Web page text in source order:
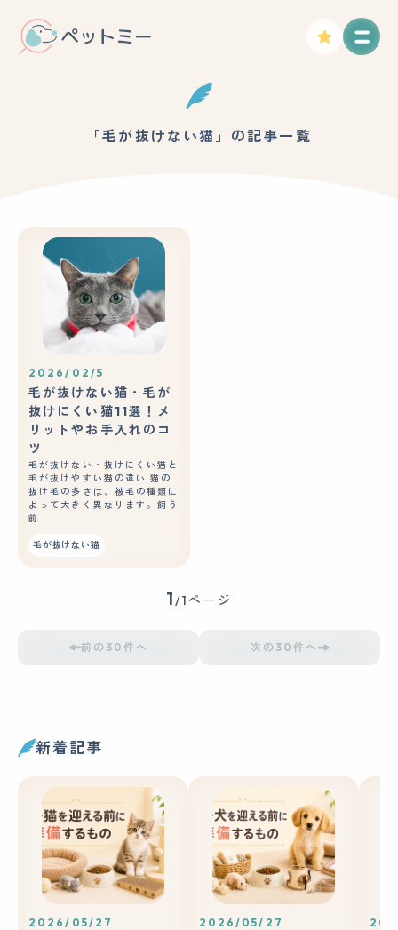
「毛が抜けない猫」の記事一覧
2026/02/5
毛が抜けない猫・毛が
抜けにくい猫11選！メ
リットやお手入れのコ
ツ
毛が抜けない・抜けにくい猫と
毛が抜けやすい猫の違い 猫の
抜け毛の多さは、被毛の種類に
よって大きく異なります。飼う
前…
毛が抜けない猫
1/1ページ
前の30件へ 次の30件へ
新着記事
2026/05/27 2026/05/27